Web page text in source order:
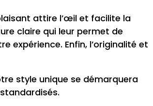
attire l’œil et facilite la
claire qui leur permet de
expérience. Enfin, l’originalité et
style unique se démarquera